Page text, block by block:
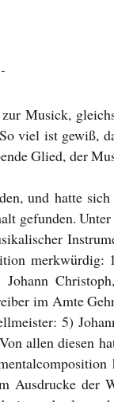
Musick,
viel ist gewiß,
Glied, der
und hatte
gefunden.
merkwürdig:
im Amte
5)
allen diesen
Ausdrucke der